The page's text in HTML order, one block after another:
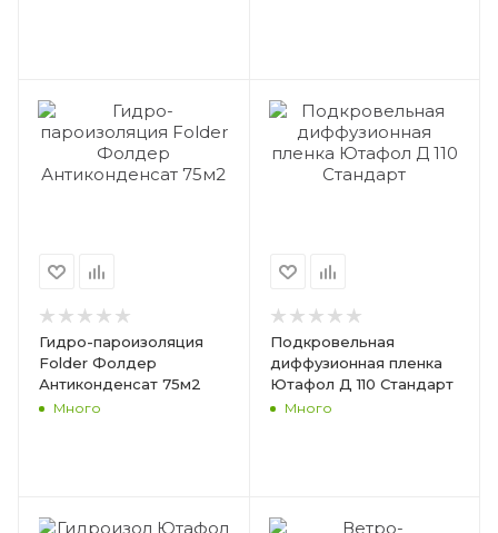
Гидро-пароизоляция
Folder Фолдер
Антиконденсат 75м2
Много
Подкровельная
диффузионная пленка
Ютафол Д 110 Стандарт
Много